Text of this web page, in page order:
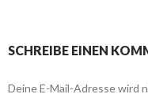
SCHREIBE EINEN
Deine E-Mail-Adresse wird